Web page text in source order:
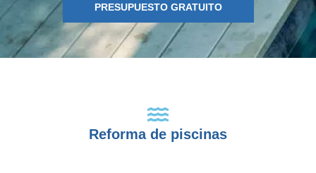
PRESUPUESTO GRATUITO
Reforma de piscinas